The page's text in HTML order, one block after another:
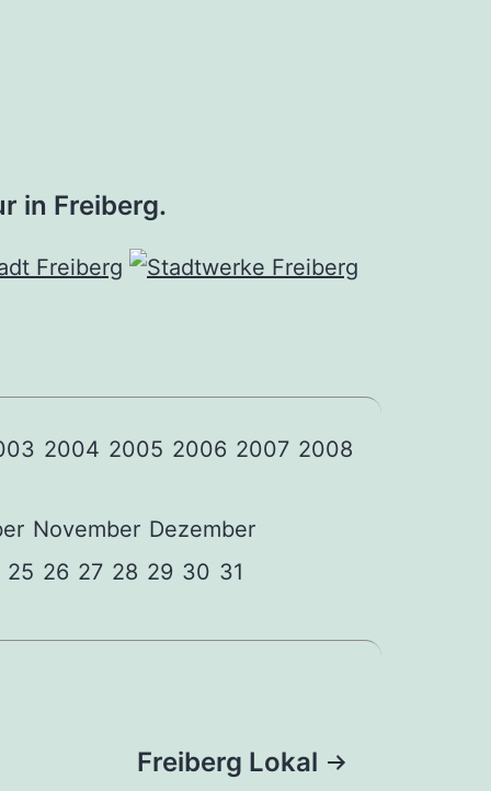
in Freiberg.
2004 2005 2006 2007 2008
November Dezember
25 26 27 28 29 30 31
Freiberg Lokal